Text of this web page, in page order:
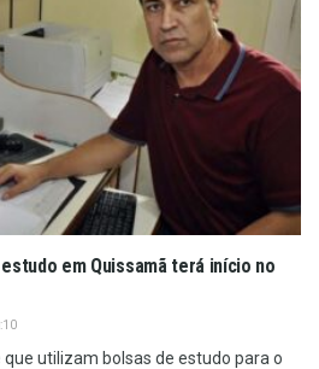
em Quissamã terá início no
utilizam bolsas de estudo para o